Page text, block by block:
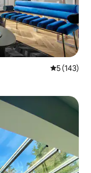
Évaluation
5 (143)